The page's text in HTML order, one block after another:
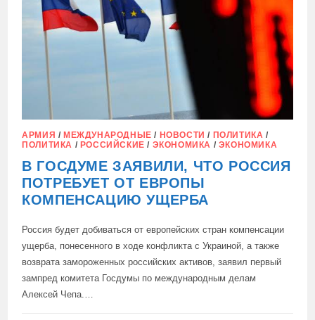
АРМИЯ / МЕЖДУНАРОДНЫЕ / НОВОСТИ / ПОЛИТИКА /
ПОЛИТИКА / РОССИЙСКИЕ / ЭКОНОМИКА / ЭКОНОМИКА
В ГОСДУМЕ ЗАЯВИЛИ, ЧТО РОССИЯ
ПОТРЕБУЕТ ОТ ЕВРОПЫ
КОМПЕНСАЦИЮ УЩЕРБА
Россия будет добиваться от европейских стран компенсации
ущерба, понесенного в ходе конфликта с Украиной, а также
возврата замороженных российских активов, заявил первый
зампред комитета Госдумы по международным делам
Алексей Чепа.…